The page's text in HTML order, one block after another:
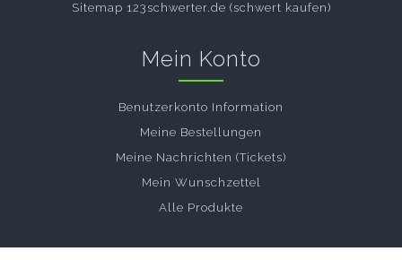
Sitemap 123schwerter.de (schwert kaufen)
Mein Konto
Benutzerkonto Information
Meine Bestellungen
Meine Nachrichten (Tickets)
Mein Wunschzettel
Alle Produkte